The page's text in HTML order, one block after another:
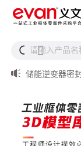
 
请输入产品名
从液冷接头到
解决方案
储能逆变器密
UQD vs UQDB
准对比）